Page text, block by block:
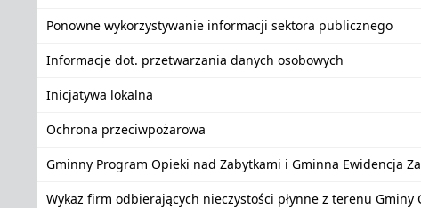
Ponowne wykorzystywanie informacji sektora publicznego
Informacje dot. przetwarzania danych osobowych
Inicjatywa lokalna
Ochrona przeciwpożarowa
Gminny Program Opieki nad Zabytkami i Gminna Ewidencja
Wykaz firm odbierających nieczystości płynne z terenu Gminy